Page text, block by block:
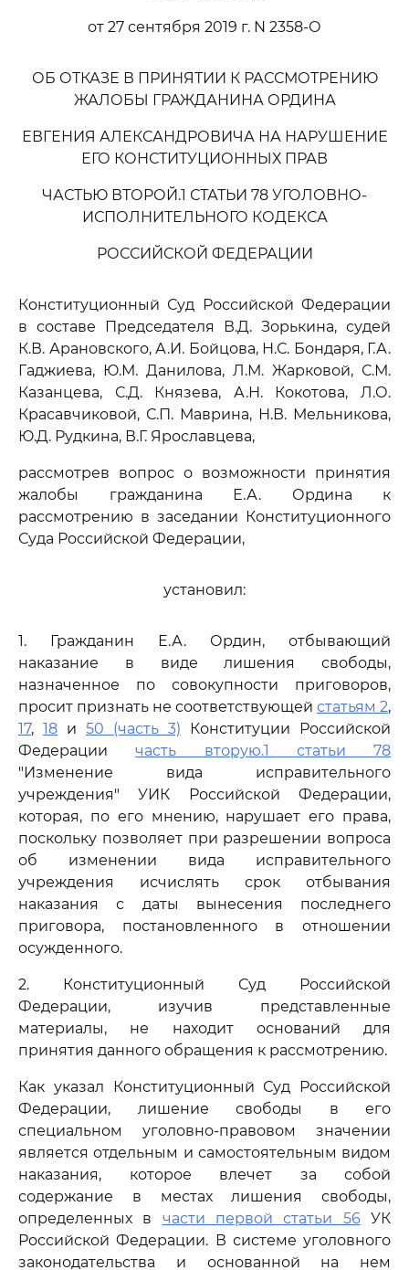
от 27 сентября 2019 г. N 2358-О
ОБ ОТКАЗЕ В ПРИНЯТИИ К РАССМОТРЕНИЮ
ЖАЛОБЫ ГРАЖДАНИНА ОРДИНА
ЕВГЕНИЯ АЛЕКСАНДРОВИЧА НА НАРУШЕНИЕ
ЕГО КОНСТИТУЦИОННЫХ ПРАВ
ЧАСТЬЮ ВТОРОЙ.1 СТАТЬИ 78 УГОЛОВНО-
ИСПОЛНИТЕЛЬНОГО КОДЕКСА
РОССИЙСКОЙ ФЕДЕРАЦИИ
Конституционный Суд Российской Федерации
в составе Председателя В.Д. Зорькина, судей
К.В. Арановского, А.И. Бойцова, Н.С. Бондаря, Г.А.
Гаджиева, Ю.М. Данилова, Л.М. Жарковой, С.М.
Казанцева, С.Д. Князева, А.Н. Кокотова, Л.О.
Красавчиковой, С.П. Маврина, Н.В. Мельникова,
Ю.Д. Рудкина, В.Г. Ярославцева,
рассмотрев вопрос о возможности принятия
жалобы гражданина Е.А. Ордина к
рассмотрению в заседании Конституционного
Суда Российской Федерации,
установил:
1. Гражданин Е.А. Ордин, отбывающий
наказание в виде лишения свободы,
назначенное по совокупности приговоров,
просит признать не соответствующей статьям 2,
17, 18 и 50 (часть 3) Конституции Российской
Федерациичасть вторую.1 статьи 78
"Изменение вида исправительного
учреждения" УИК Российской Федерации,
которая, по его мнению, нарушает его права,
поскольку позволяет при разрешении вопроса
об изменении вида исправительного
учреждения исчислять срок отбывания
наказания с даты вынесения последнего
приговора, постановленного в отношении
осужденного.
2. Конституционный Суд Российской
Федерации, изучив представленные
материалы, не находит оснований для
принятия данного обращения к рассмотрению.
Как указал Конституционный Суд Российской
Федерации, лишение свободы в его
специальном уголовно-правовом значении
является отдельным и самостоятельным видом
наказания, которое влечет за собой
содержание в местах лишения свободы,
определенных в части первой статьи 56УК
Российской Федерации. В системе уголовного
законодательства и основанной на нем